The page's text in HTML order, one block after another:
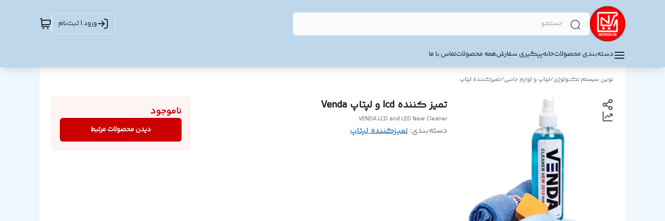
ورود | ثبت‌نام
دسته‌بندی محصولاتخانهپیگیری سفارشهمه محصولاتتماس با ما
نوین سیستم تکنولوژی/لپتاپ و لوازم جانبی/تمیزکننده لپتاپ
تمیز کننده lcd و لپتاپ Venda
VENDA LCD and LED New Cleaner
دسته‌بندی: تمیزکننده لپتاپ
ناموجود
دیدن محصولات مرتبط